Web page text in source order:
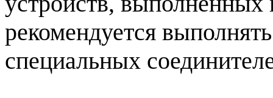
рекомендуется
специальных